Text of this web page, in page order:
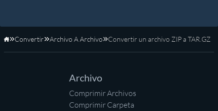
Inicio
Convertir Archivo A Archivo Convertir un archivo ZIP a TAR.GZ
Archivo
Comprimir Archivos
Comprimir Carpeta